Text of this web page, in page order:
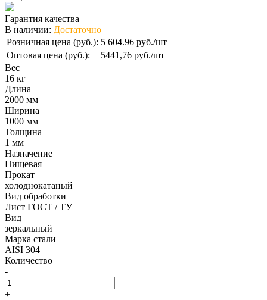
Гарантия качества
В наличии: Достаточно
Розничная цена (руб.): 5 604.96 руб./шт
Оптовая цена (руб.):
5441,76 руб./шт
Вес
16 кг
Длина
2000 мм
Ширина
1000 мм
Толщина
1 мм
Назначение
Пищевая
Прокат
холоднокатаный
Вид обработки
Лист ГОСТ / ТУ
Вид
зеркальный
Марка стали
AISI 304
Количество
-
+